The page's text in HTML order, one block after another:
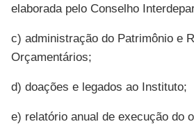
elaborada pelo Conselho
c) administração do Patrimônio e
Orçamentários;
d) doações e legados ao Instituto;
e) relatório anual de execução do